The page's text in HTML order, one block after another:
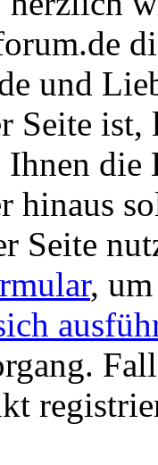
und
Seite
die
hinaus
Seite
,